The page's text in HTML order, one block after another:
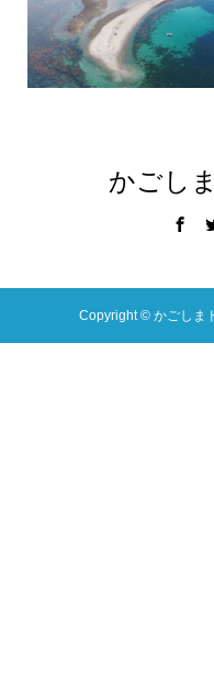
かごし
Copyright ©かごしま